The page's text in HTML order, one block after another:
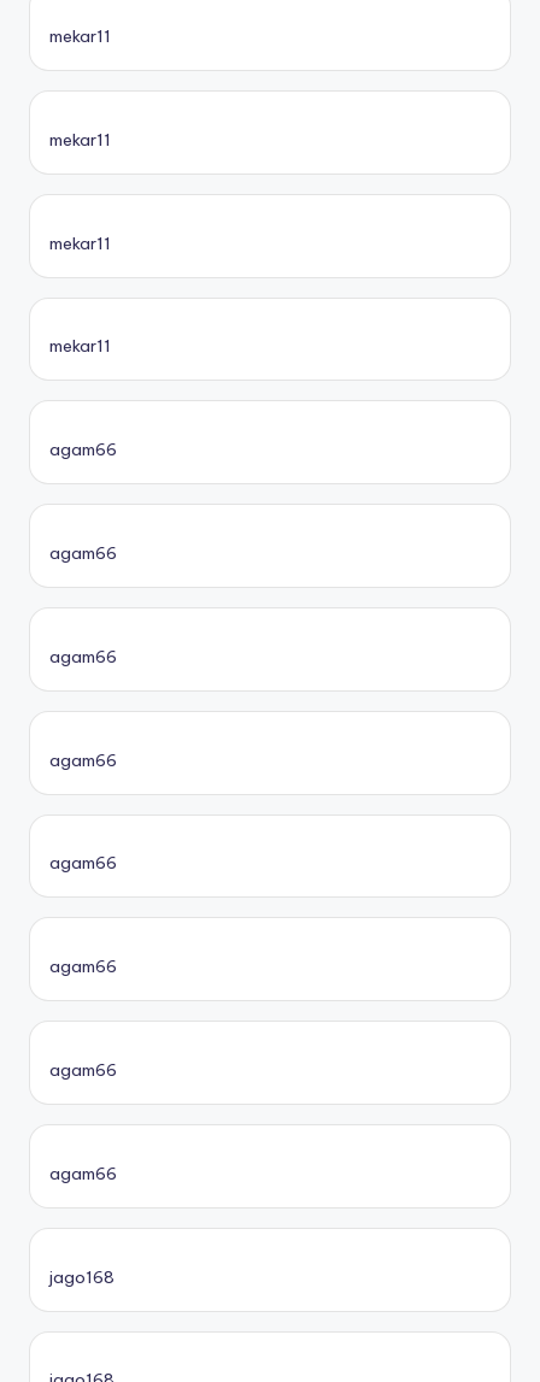
mekar11
mekar11
mekar11
mekar11
agam66
agam66
agam66
agam66
agam66
agam66
agam66
agam66
jago168